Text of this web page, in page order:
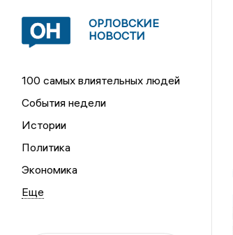
ОРЛОВСКИЕ
НОВОСТИ
100 самых влиятельных людей
События недели
Истории
Политика
Экономика